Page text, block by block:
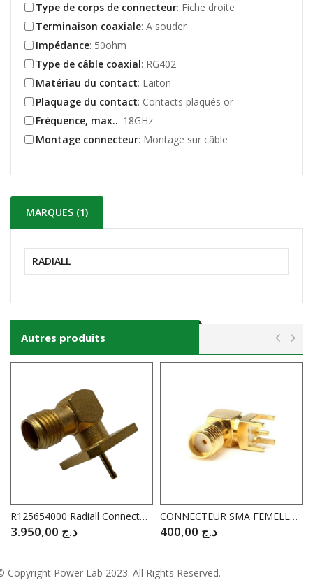
Type de corps de connecteur: Fiche droite
Terminaison coaxiale: A souder
Impédance: 50ohm
Type de câble coaxial: RG402
Matériau du contact: Laiton
Plaquage du contact: Contacts plaqués or
Fréquence, max..: 18GHz
Montage connecteur: Montage sur câble
MARQUES (1)
RADIALL
Autres produits
R125654000 Radiall Connector RF SMA (F) Right Angle Square Flange 50 Ohm 18Ghz
د.ج
CONNECTEUR SMA FEMELLE COUDE à SOUDER PCB
د.ج
Copyright Power Lab 2023. All Rights Reserved.